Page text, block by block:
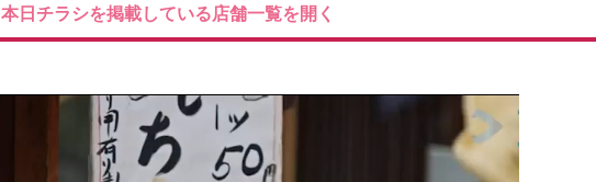
本日チラシを掲載している店舗一覧を開く